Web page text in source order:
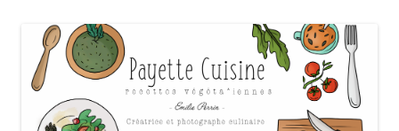
Payette cuisine